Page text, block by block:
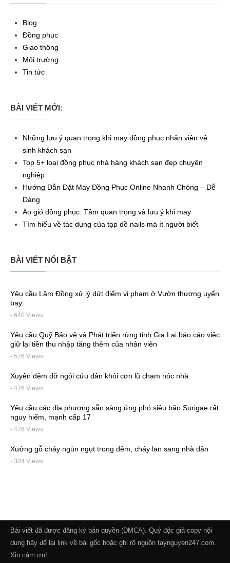
Blog
Đồng phục
Giao thông
Môi trường
Tin tức
BÀI VIẾT MỚI:
Những lưu ý quan trọng khi may đồng phục nhân viên vệ
sinh khách sạn
Top 5+ loại đồng phục nhà hàng khách sạn đẹp chuyên
nghiệp
Hướng Dẫn Đặt May Đồng Phục Online Nhanh Chóng – Dễ
Dàng
Áo gió đồng phục: Tầm quan trọng và lưu ý khi may
Tìm hiểu về tác dụng của tạp dề nails mà ít người biết
BÀI VIẾT NỔI BẬT
Yêu cầu Lâm Đồng xử lý dứt điểm vi phạm ở Vườn thượng uyển
bay
- 640 Views
Yêu cầu Quỹ Bảo vệ và Phát triển rừng tỉnh Gia Lai báo cáo việc
giữ lại tiền thu nhập tăng thêm của nhân viên
- 576 Views
Xuyên đêm dỡ ngói cứu dân khỏi cơn lũ chạm nóc nhà
- 476 Views
Yêu cầu các địa phương sẵn sàng ứng phó siêu bão Surigae rất
nguy hiểm, mạnh cấp 17
- 476 Views
Xưởng gỗ cháy ngùn ngụt trong đêm, cháy lan sang nhà dân
- 304 Views
Bài viết đã được đăng ký bản quyền (DMCA). Quý độc giả copy nội
dung hãy để lại link về bài gốc hoặc ghi rõ nguồn taynguyen247.com.
Xin cảm ơn!